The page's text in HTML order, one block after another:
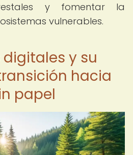
y fomentar la
vulnerables.
y su
hacia
papel